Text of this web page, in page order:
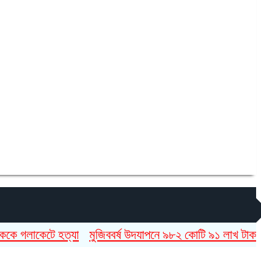
হত্যা মুজিববর্ষ উদযাপনে ৯৮২ কোটি ৯১ লাখ টাকা ব্যয়